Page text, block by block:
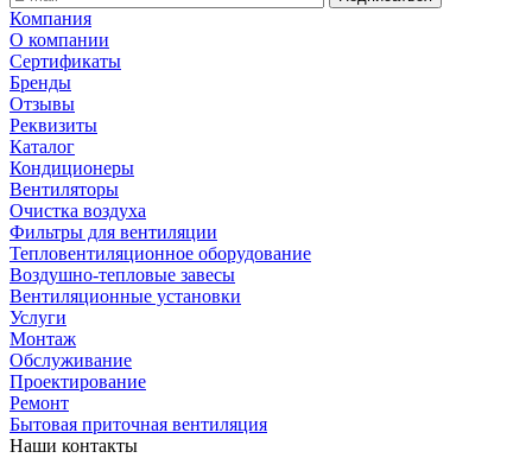
Компания
О компании
Сертификаты
Бренды
Отзывы
Реквизиты
Каталог
Кондиционеры
Вентиляторы
Очистка воздуха
Фильтры для вентиляции
Тепловентиляционное оборудование
Воздушно-тепловые завесы
Вентиляционные установки
Услуги
Монтаж
Обслуживание
Проектирование
Ремонт
Бытовая приточная вентиляция
Наши контакты